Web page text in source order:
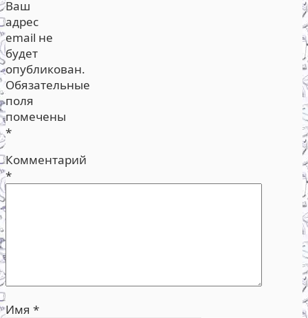
Ваш
адрес
email не
будет
опубликован.
Обязательные
поля
помечены
*
Комментарий
*
Имя *